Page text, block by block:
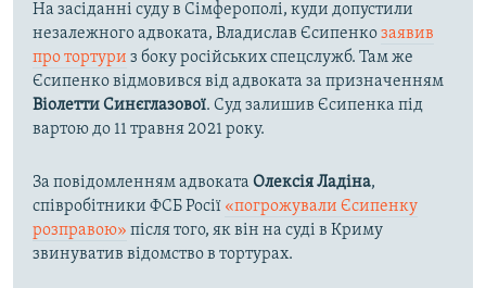
На засіданні суду в Сімферополі, куди допустили
незалежного адвоката, Владислав Єсипенкозаявив
про тортури з боку російських спецслужб. Там же
Єсипенко відмовився від адвоката за призначенням
Віолетти Синєглазової. Суд залишив Єсипенка під
вартою до 11 травня 2021 року.
За повідомленням адвоката Олексія Ладіна,
співробітники ФСБ Росії «погрожували Єсипенку
розправою» після того, як він на суді в Криму
звинуватив відомство в тортурах.